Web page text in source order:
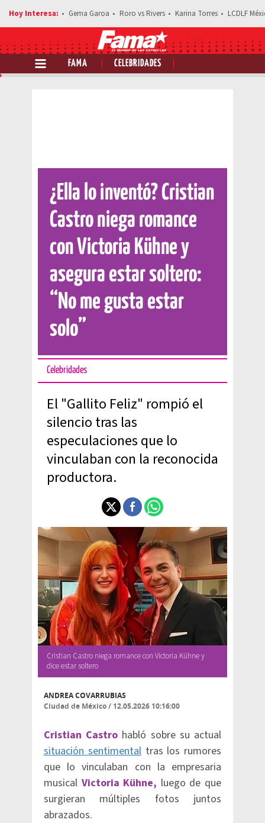
Gema Garoa Roro vs Rivers Karina Torres LCDLF
FAMA CELEBRIDADES
Comparte esta noticia
¿Ella lo inventó? Cristian
Castro niega romance
con Victoria Kühne y
asegura estar soltero:
“No me gusta estar
solo”
Celebridades
El "Gallito Feliz" rompió el
silencio tras las
especulaciones que lo
vinculaban con la reconocida
productora.
Cristian Castro niega romance con Victoria Kühne y
dice estar soltero
ANDREA COVARRUBIAS
Ciudad de México/ 12.05.2026 10:16:00
Cristian Castro habló sobre su actual
situación sentimentaltras los rumores
que lo vinculaban con la empresaria
musical Victoria Kühne, luego de que
surgieran múltiples fotos juntos
abrazados.